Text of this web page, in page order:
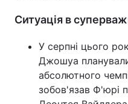
Ситуація в
У серпні цього
Джошуа
абсолютного
зобов'язав Ф'юрі